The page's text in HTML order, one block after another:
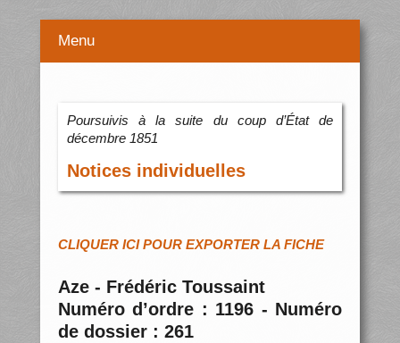
Menu
Poursuivis à la suite du coup d’État de
décembre 1851
Notices individuelles
CLIQUER ICI POUR EXPORTER LA FICHE
Aze - Frédéric Toussaint
Numéro d’ordre : 1196 - Numéro
de dossier : 261